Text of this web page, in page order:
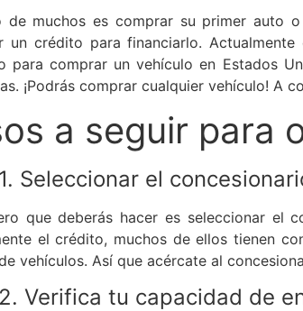
de muchos es comprar su primer auto
un crédito para financiarlo.
para comprar un vehículo en Estados
¡Podrás comprar cualquier vehículo! A
a seguir para
Seleccionar el
que deberás hacer es seleccionar el
el crédito, muchos de ellos tienen
vehículos. Así que acércate al
Verifica tu capacidad de